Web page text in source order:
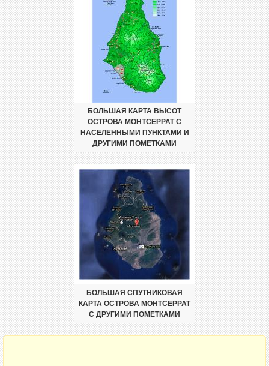
БОЛЬШАЯ КАРТА ВЫСОТ
ОСТРОВА МОНТСЕРРАТ С
НАСЕЛЕННЫМИ ПУНКТАМИ И
ДРУГИМИ ПОМЕТКАМИ
БОЛЬШАЯ СПУТНИКОВАЯ
КАРТА ОСТРОВА МОНТСЕРРАТ
С ДРУГИМИ ПОМЕТКАМИ